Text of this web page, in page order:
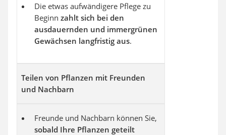
Die etwas aufwändigere Pflege zu
Beginn zahlt sich bei den
ausdauernden und immergrünen
Gewächsen langfristig aus.
Teilen von Pflanzen mit Freunden
und Nachbarn
Freunde und Nachbarn können Sie,
sobald Ihre Pflanzen geteilt